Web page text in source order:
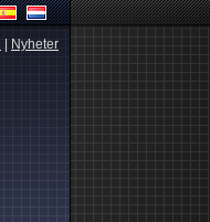
Nyheter